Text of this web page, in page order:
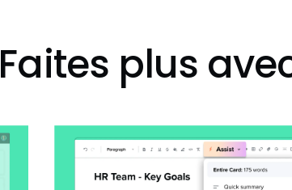
Faites plus